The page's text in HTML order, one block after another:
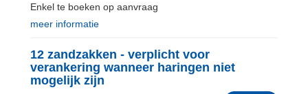
Enkel te boeken op aanvraag
meer informatie
12 zandzakken - verplicht voor
verankering wanneer haringen niet
mogelijk zijn